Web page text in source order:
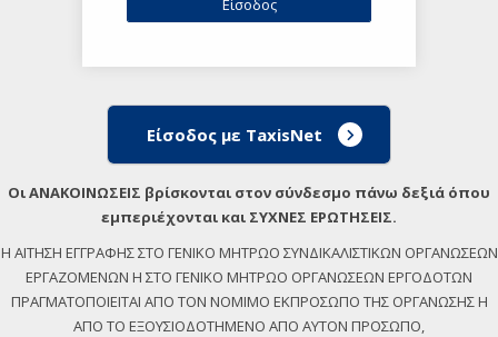
Είσοδος με TaxisNet
Οι ΑΝΑΚΟΙΝΩΣΕΙΣ βρίσκονται στον σύνδεσμο πάνω δεξιά όπου
εμπεριέχονται και ΣΥΧΝΕΣ ΕΡΩΤΗΣΕΙΣ.
Η ΑΙΤΗΣΗ ΕΓΓΡΑΦΗΣ ΣΤΟ ΓΕΝΙΚΟ ΜΗΤΡΩΟ ΣΥΝΔΙΚΑΛΙΣΤΙΚΩΝ ΟΡΓΑΝΩΣΕΩΝ
ΕΡΓΑΖΟΜΕΝΩΝ Η ΣΤΟ ΓΕΝΙΚΟ ΜΗΤΡΩΟ ΟΡΓΑΝΩΣΕΩΝ ΕΡΓΟΔΟΤΩΝ
ΠΡΑΓΜΑΤΟΠΟΙΕΙΤΑΙ ΑΠΟ ΤΟΝ ΝΟΜΙΜΟ ΕΚΠΡΟΣΩΠΟ ΤΗΣ ΟΡΓΑΝΩΣΗΣ Η
ΑΠΟ ΤΟ ΕΞΟΥΣΙΟΔΟΤΗΜΕΝΟ ΑΠΟ ΑΥΤΟΝ ΠΡΟΣΩΠΟ,